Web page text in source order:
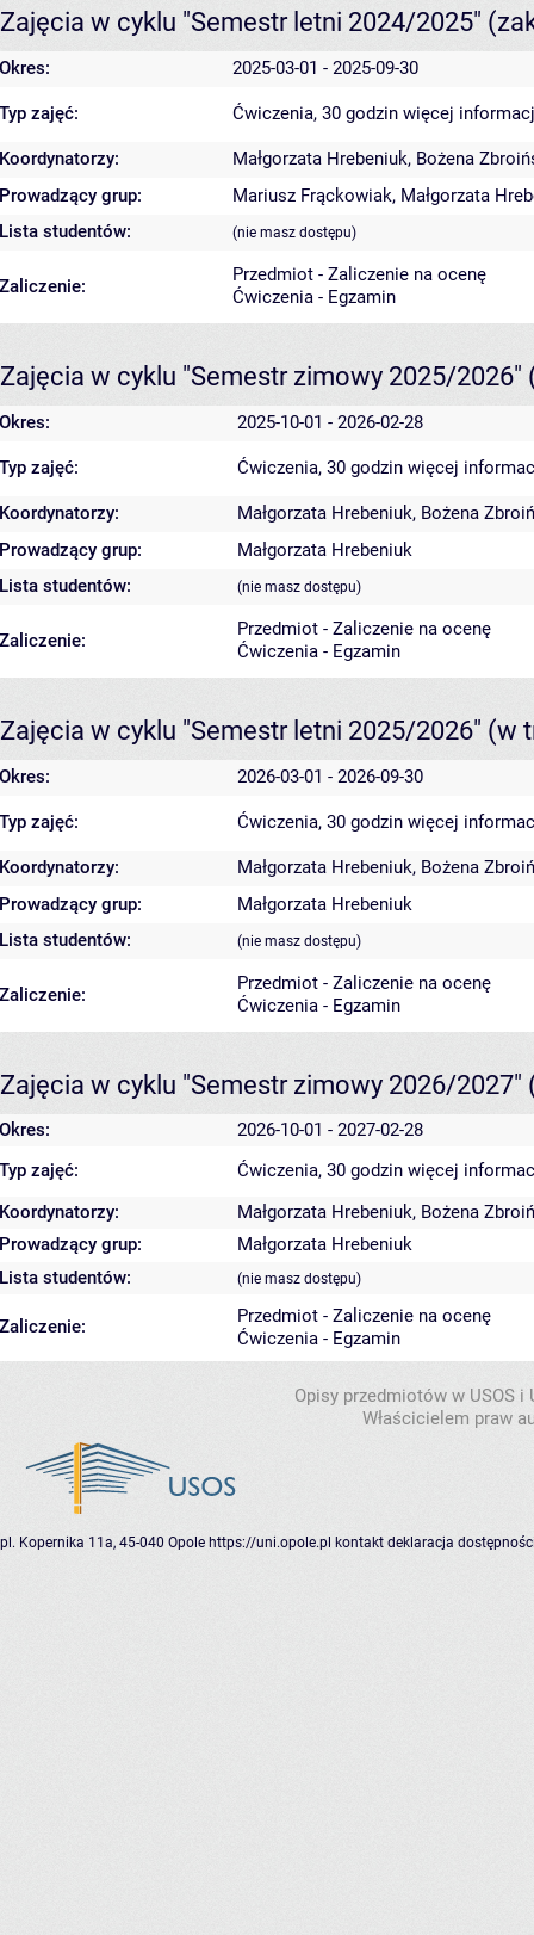
Zajęcia w cyklu "Semestr letni 2024/2025"
Okres: 2025-03-01 - 2025-09-30
Typ zajęć: Ćwiczenia, 30 godzin więcej
Koordynatorzy: Małgorzata Hrebeniuk, Bożena
Prowadzący grup:
Mariusz Frąckowiak, Małgorzata
Lista studentów:
(nie masz dostępu)
Zaliczenie:
Przedmiot - Zaliczenie na ocenę
Ćwiczenia - Egzamin
Zajęcia w cyklu "Semestr zimowy 2025/2026"
Okres: 2025-10-01 - 2026-02-28
Typ zajęć: Ćwiczenia, 30 godzin więcej
Koordynatorzy: Małgorzata Hrebeniuk, Bożena
Prowadzący grup:
Małgorzata Hrebeniuk
Lista studentów:
(nie masz dostępu)
Zaliczenie:
Przedmiot - Zaliczenie na ocenę
Ćwiczenia - Egzamin
Zajęcia w cyklu "Semestr letni 2025/2026" (w
Okres: 2026-03-01 - 2026-09-30
Typ zajęć: Ćwiczenia, 30 godzin więcej
Koordynatorzy: Małgorzata Hrebeniuk, Bożena
Prowadzący grup:
Małgorzata Hrebeniuk
Lista studentów:
(nie masz dostępu)
Zaliczenie:
Przedmiot - Zaliczenie na ocenę
Ćwiczenia - Egzamin
Zajęcia w cyklu "Semestr zimowy 2026/2027"
Okres:
2026-10-01 - 2027-02-28
Typ zajęć:
Ćwiczenia, 30 godzin więcej
Koordynatorzy:
Małgorzata Hrebeniuk, Bożena
Prowadzący grup:
Małgorzata Hrebeniuk
Lista studentów:
(nie masz dostępu)
Zaliczenie:
Przedmiot - Zaliczenie na ocenę
Ćwiczenia - Egzamin
Opisy przedmiotów w USOS
Właścicielem praw
pl. Kopernika 11a, 45-040 Opole https://uni.opole.pl kontakt deklaracja